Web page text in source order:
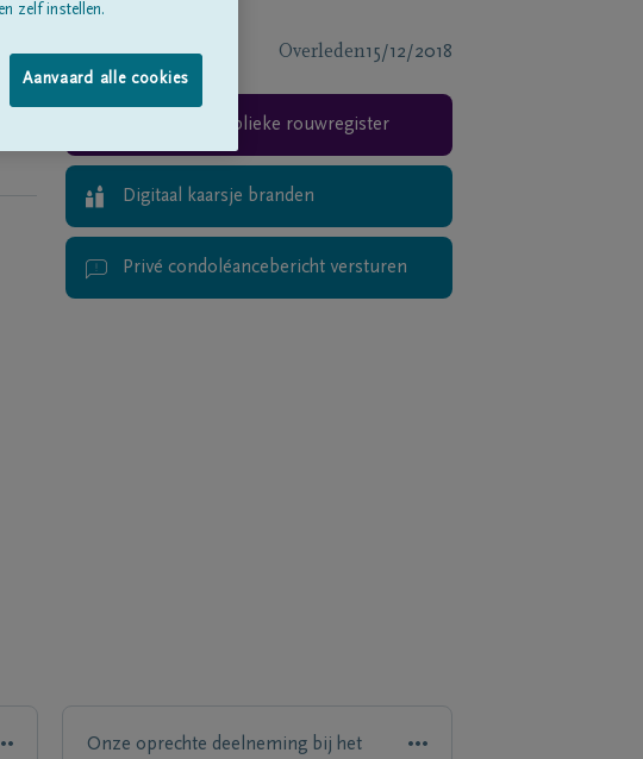
Overleden15/12/2018
Teken het publieke rouwregister
Digitaal kaarsje branden
Privé condoléancebericht versturen
Onze oprechte deelneming bij het
zelf instellen.
Aanvaard alle cookies